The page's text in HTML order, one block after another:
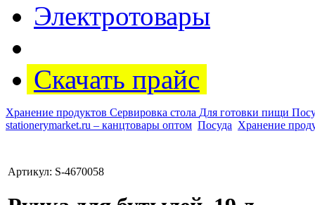
Электротовары
Скачать прайс
Хранение продуктов Сервировка стола Для готовки пищи
stationerymarket.ru – канцтовары оптом Посуда Хранение
Артикул: S-4670058